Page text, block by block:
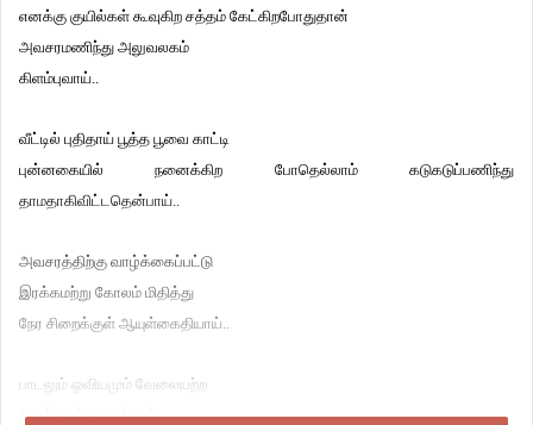
எனக்கு குயில்கள் கூவுகிற சத்தம் கேட்கிறபோதுதான்
அவசரமணிந்து அலுவலகம்
கிளம்புவாய்..
வீட்டில் புதிதாய் பூத்த பூவை காட்டி
புன்னகையில் நனைக்கிற போதெல்லாம் கடுகடுப்பணிந்து
தாமதாகிவிட்டதென்பாய்..
அவசரத்திற்கு வாழ்க்கைப்பட்டு
இரக்கமற்று கோலம் மிதித்து
நேர சிறைக்குள் ஆயுள்கைதியாய்..
பாடலும் ஓவியமும் வேலையற்ற
நேரக்கடத்தலென்பாய்..